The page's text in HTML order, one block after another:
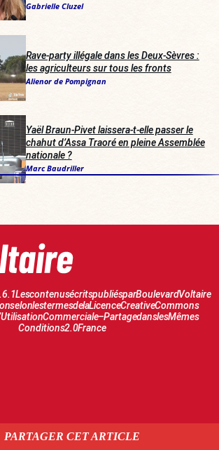
Gabrielle Cluzel
Rave-party illégale dans les Deux-Sèvres :
les agriculteurs sur tous les fronts
Alienor de Pompignan
Yaël Braun-Pivet laissera-t-elle passer le
chahut d’Assa Traoré en pleine Assemblée
nationale ?
Marc Baudriller
Les contenus écrits publiés par Boulevard Voltaire
selon les termes de la Licence Creative Commons
Commerciale – Partage dans les Mêmes
Conditions 2.0 France
PARTAGER CET ARTICLE